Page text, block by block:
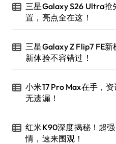
三星Galaxy S26 Ultra抢
置，亮点全在这！
三星Galaxy Z Flip7 FE
新体验不容错过！
小米17 Pro Max在手，
无遗漏！
红米K90深度揭秘！超
情，速来围观！